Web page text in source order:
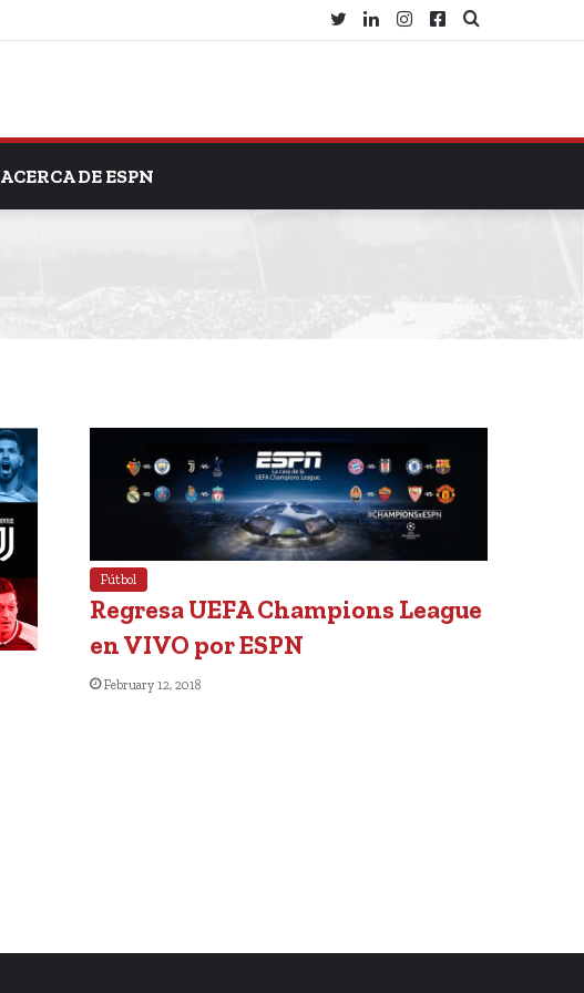
Search
Facebook
Instagram
LinkedIn
Twitter
ACERCA DE ESPN
Fútbol
Regresa UEFA Champions League
en VIVO por ESPN
February 12, 2018